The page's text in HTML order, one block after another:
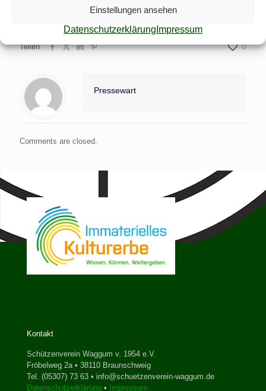
Einstellungen ansehen
Datenschutzerklärung Impressum
Die Schützenjugendredaktion
Teilen 0
Pressewart
Comments are closed.
Kontakt
Schützenverein Waggum v. 1954 e.V.
Fröbelweg 2a • 38110 Braunschweig
Tel. (05307) 73 63 • info@schuetzenverein-waggum.de
Datenschutzerklärung • Impressum